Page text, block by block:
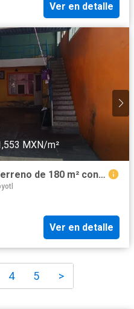
Ver en detalle
MXN/m²
¡Atención Inversionistas! Terreno de 180 m² con Gran Potencial – Col. Juan Escutia, CDMX
Ver en detalle
4 5 >